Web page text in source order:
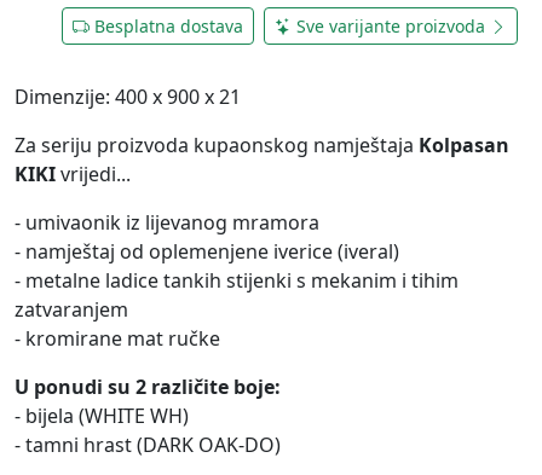
Besplatna dostava Sve varijante proizvoda
Dimenzije: 400 x 900 x 21
Za seriju proizvoda kupaonskog namještaja Kolpasan
KIKIvrijedi...
- umivaonik iz lijevanog mramora
- namještaj od oplemenjene iverice (iveral)
- metalne ladice tankih stijenki s mekanim i tihim
zatvaranjem
- kromirane mat ručke
U ponudi su 2 različite boje:
- bijela (WHITE WH)
- tamni hrast (DARK OAK-DO)